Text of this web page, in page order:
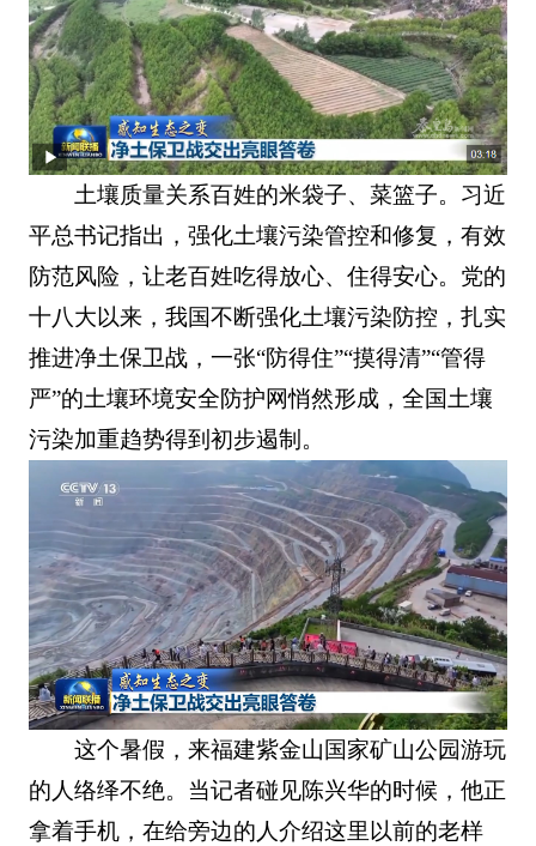
土壤质量关系百姓的米袋子、菜篮子。习近
平总书记指出，强化土壤污染管控和修复，有效
防范风险，让老百姓吃得放心、住得安心。党的
十八大以来，我国不断强化土壤污染防控，扎实
推进净土保卫战，一张“防得住”“摸得清”“管得
严”的土壤环境安全防护网悄然形成，全国土壤
污染加重趋势得到初步遏制。
这个暑假，来福建紫金山国家矿山公园游玩
的人络绎不绝。当记者碰见陈兴华的时候，他正
拿着手机，在给旁边的人介绍这里以前的老样